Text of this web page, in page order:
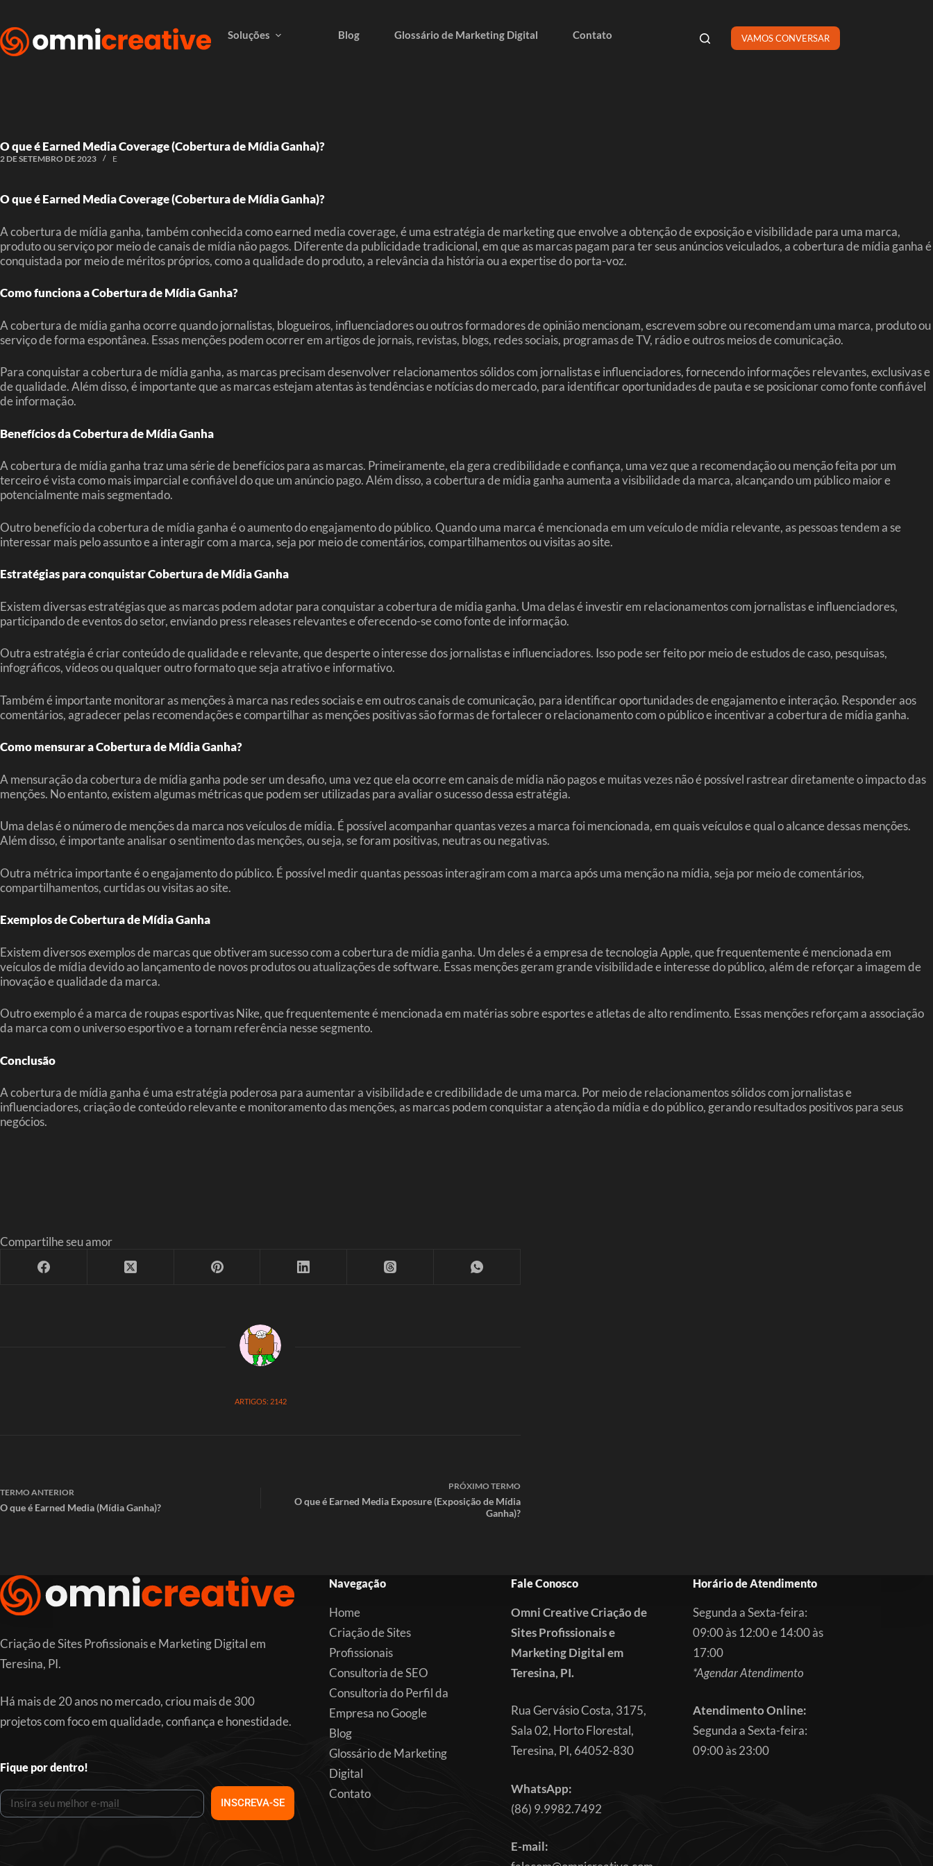
Soluções Blog Glossário de Marketing Digital Contato VAMOS CONVERSAR
O que é Earned Media Coverage (Cobertura de Mídia Ganha)?
2 DE SETEMBRO DE 2023 E
O que é Earned Media Coverage (Cobertura de Mídia Ganha)?
A cobertura de mídia ganha, também conhecida como earned media coverage, é uma estratégia de marketing que envolve a obtenção de exposição e visibilidade para uma marca,
produto ou serviço por meio de canais de mídia não pagos. Diferente da publicidade tradicional, em que as marcas pagam para ter seus anúncios veiculados, a cobertura de mídia ganha é
conquistada por meio de méritos próprios, como a qualidade do produto, a relevância da história ou a expertise do porta-voz.
Como funciona a Cobertura de Mídia Ganha?
A cobertura de mídia ganha ocorre quando jornalistas, blogueiros, influenciadores ou outros formadores de opinião mencionam, escrevem sobre ou recomendam uma marca, produto ou
serviço de forma espontânea. Essas menções podem ocorrer em artigos de jornais, revistas, blogs, redes sociais, programas de TV, rádio e outros meios de comunicação.
Para conquistar a cobertura de mídia ganha, as marcas precisam desenvolver relacionamentos sólidos com jornalistas e influenciadores, fornecendo informações relevantes, exclusivas e
de qualidade. Além disso, é importante que as marcas estejam atentas às tendências e notícias do mercado, para identificar oportunidades de pauta e se posicionar como fonte confiável
de informação.
Benefícios da Cobertura de Mídia Ganha
A cobertura de mídia ganha traz uma série de benefícios para as marcas. Primeiramente, ela gera credibilidade e confiança, uma vez que a recomendação ou menção feita por um
terceiro é vista como mais imparcial e confiável do que um anúncio pago. Além disso, a cobertura de mídia ganha aumenta a visibilidade da marca, alcançando um público maior e
potencialmente mais segmentado.
Outro benefício da cobertura de mídia ganha é o aumento do engajamento do público. Quando uma marca é mencionada em um veículo de mídia relevante, as pessoas tendem a se
interessar mais pelo assunto e a interagir com a marca, seja por meio de comentários, compartilhamentos ou visitas ao site.
Estratégias para conquistar Cobertura de Mídia Ganha
Existem diversas estratégias que as marcas podem adotar para conquistar a cobertura de mídia ganha. Uma delas é investir em relacionamentos com jornalistas e influenciadores,
participando de eventos do setor, enviando press releases relevantes e oferecendo-se como fonte de informação.
Outra estratégia é criar conteúdo de qualidade e relevante, que desperte o interesse dos jornalistas e influenciadores. Isso pode ser feito por meio de estudos de caso, pesquisas,
infográficos, vídeos ou qualquer outro formato que seja atrativo e informativo.
Também é importante monitorar as menções à marca nas redes sociais e em outros canais de comunicação, para identificar oportunidades de engajamento e interação. Responder aos
comentários, agradecer pelas recomendações e compartilhar as menções positivas são formas de fortalecer o relacionamento com o público e incentivar a cobertura de mídia ganha.
Como mensurar a Cobertura de Mídia Ganha?
A mensuração da cobertura de mídia ganha pode ser um desafio, uma vez que ela ocorre em canais de mídia não pagos e muitas vezes não é possível rastrear diretamente o impacto das
menções. No entanto, existem algumas métricas que podem ser utilizadas para avaliar o sucesso dessa estratégia.
Uma delas é o número de menções da marca nos veículos de mídia. É possível acompanhar quantas vezes a marca foi mencionada, em quais veículos e qual o alcance dessas menções.
Além disso, é importante analisar o sentimento das menções, ou seja, se foram positivas, neutras ou negativas.
Outra métrica importante é o engajamento do público. É possível medir quantas pessoas interagiram com a marca após uma menção na mídia, seja por meio de comentários,
compartilhamentos, curtidas ou visitas ao site.
Exemplos de Cobertura de Mídia Ganha
Existem diversos exemplos de marcas que obtiveram sucesso com a cobertura de mídia ganha. Um deles é a empresa de tecnologia Apple, que frequentemente é mencionada em
veículos de mídia devido ao lançamento de novos produtos ou atualizações de software. Essas menções geram grande visibilidade e interesse do público, além de reforçar a imagem de
inovação e qualidade da marca.
Outro exemplo é a marca de roupas esportivas Nike, que frequentemente é mencionada em matérias sobre esportes e atletas de alto rendimento. Essas menções reforçam a associação
da marca com o universo esportivo e a tornam referência nesse segmento.
Conclusão
A cobertura de mídia ganha é uma estratégia poderosa para aumentar a visibilidade e credibilidade de uma marca. Por meio de relacionamentos sólidos com jornalistas e
influenciadores, criação de conteúdo relevante e monitoramento das menções, as marcas podem conquistar a atenção da mídia e do público, gerando resultados positivos para seus
negócios.
Compartilhe seu amor
ARTIGOS: 2142
TERMO ANTERIOR
O que é Earned Media (Mídia Ganha)?
PRÓXIMO TERMO
O que é Earned Media Exposure (Exposição de Mídia
Ganha)?
Criação de Sites Profissionais e Marketing Digital em
Teresina, PI.
Há mais de 20 anos no mercado, criou mais de 300
projetos com foco em qualidade, confiança e honestidade.
Fique por dentro!
INSCREVA-SE
Navegação
Home
Criação de Sites
Profissionais
Consultoria de SEO
Consultoria do Perfil da
Empresa no Google
Blog
Glossário de Marketing
Digital
Contato
Fale Conosco
Omni Creative Criação de
Sites Profissionais e
Marketing Digital em
Teresina, PI.
Rua Gervásio Costa, 3175,
Sala 02, Horto Florestal,
Teresina, PI, 64052-830
WhatsApp:
(86) 9.9982.7492
E-mail:
Horário de Atendimento
Segunda a Sexta-feira:
09:00 às 12:00 e 14:00 às
17:00
*Agendar Atendimento
Atendimento Online:
Segunda a Sexta-feira:
09:00 às 23:00